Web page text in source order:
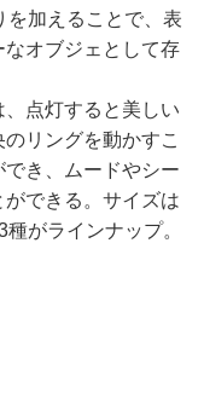
を加えることで、表
オブジェとして存
点灯すると美しい
リングを動かすこ
き、ムードやシー
できる。サイズは
がラインナップ。